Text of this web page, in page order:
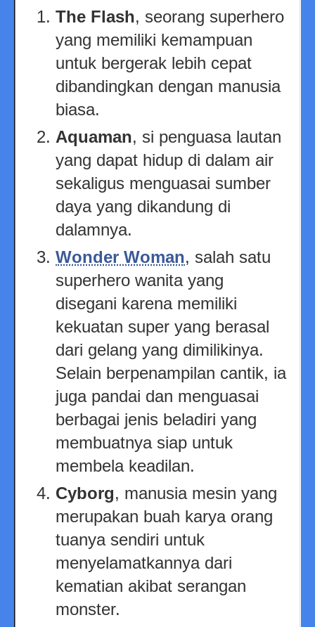
The Flash, seorang superhero
yang memiliki kemampuan
untuk bergerak lebih cepat
dibandingkan dengan manusia
biasa.
Aquaman, si penguasa lautan
yang dapat hidup di dalam air
sekaligus menguasai sumber
daya yang dikandung di
dalamnya.
Wonder Woman, salah satu
superhero wanita yang
disegani karena memiliki
kekuatan super yang berasal
dari gelang yang dimilikinya.
Selain berpenampilan cantik, ia
juga pandai dan menguasai
berbagai jenis beladiri yang
membuatnya siap untuk
membela keadilan.
Cyborg, manusia mesin yang
merupakan buah karya orang
tuanya sendiri untuk
menyelamatkannya dari
kematian akibat serangan
monster.